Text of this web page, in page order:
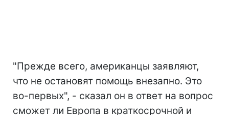
"Прежде всего, американцы заявляют,
что не остановят помощь внезапно. Это
во-первых", - сказал он в ответ на вопрос
сможет ли Европа в краткосрочной и